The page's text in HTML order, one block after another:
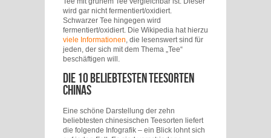
wird gar nicht fermentiert/oxidiert.
Schwarzer Tee hingegen wird
fermentiert/oxidiert. Die Wikipedia hat hierzu
viele Informationen, die lesenswert sind für
jeden, der sich mit dem Thema „Tee“
beschäftigen will.
Die 10 beliebtesten Teesorten
Chinas
Eine schöne Darstellung der zehn
beliebtesten chinesischen Teesorten liefert
die folgende Infografik – ein Blick lohnt sich